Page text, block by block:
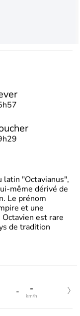
latin "Octavianus",
même dérivé de
Le prénom
et une
est rare
de tradition
- -
km/h